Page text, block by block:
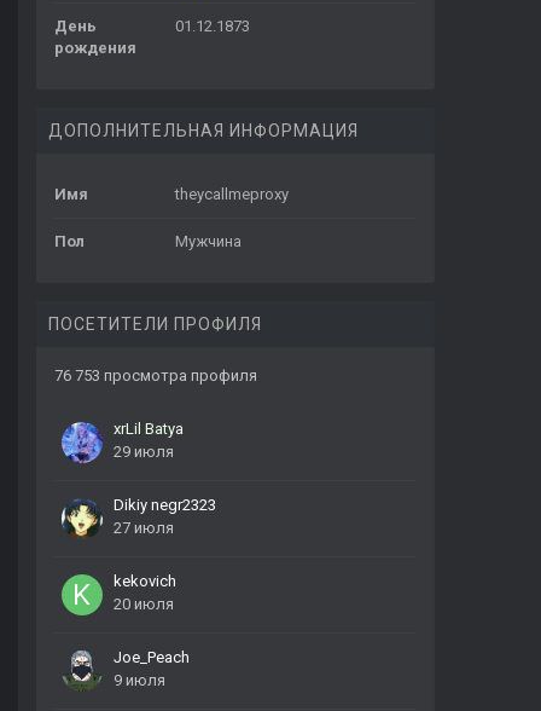
День
рождения
01.12.1873
ДОПОЛНИТЕЛЬНАЯ ИНФОРМАЦИЯ
Имя theycallmeproxy
Пол Мужчина
ПОСЕТИТЕЛИ ПРОФИЛЯ
76 753 просмотра профиля
xrLil Batya
29 июля
Dikiy negr2323
27 июля
kekovich
20 июля
Joe_Peach
9 июля